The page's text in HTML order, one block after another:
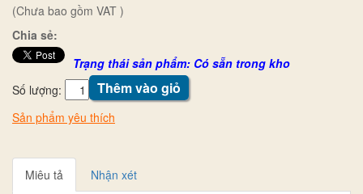
(Chưa bao gồm VAT )
Chia sẻ:
Trạng thái sản phẩm: Có sẵn trong kho
Số lượng:
Thêm vào giỏ
Sản phẩm yêu thích
Miêu tả Nhận xét